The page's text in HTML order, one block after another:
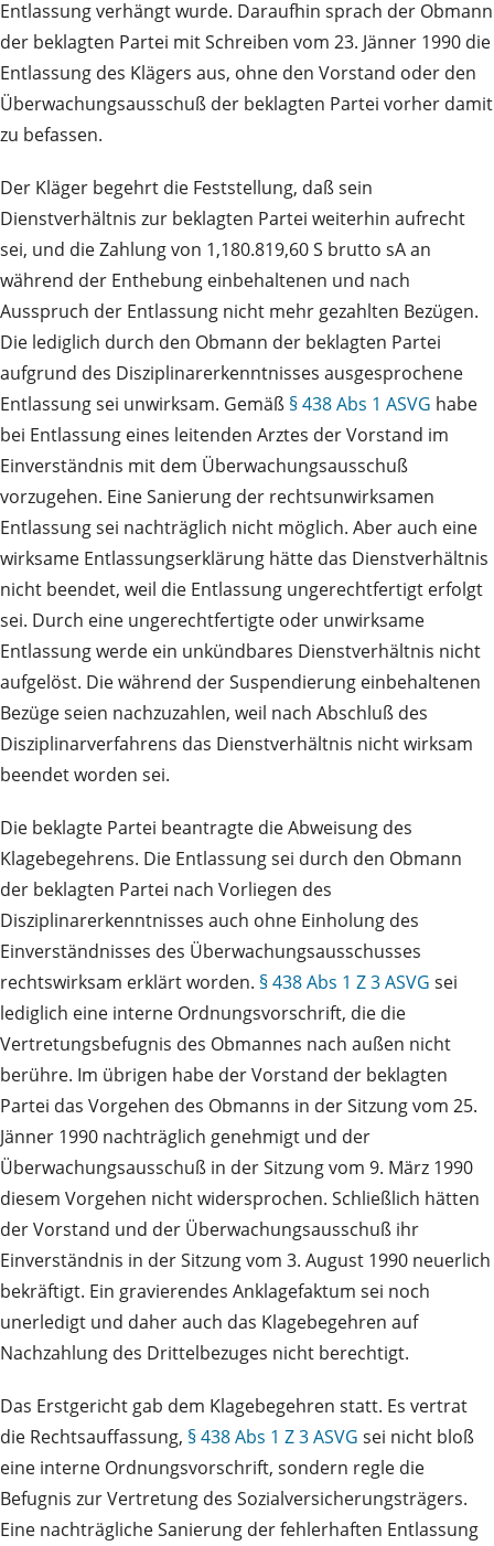
Entlassung verhängt wurde. Daraufhin sprach der Obmann
der beklagten Partei mit Schreiben vom 23. Jänner 1990 die
Entlassung des Klägers aus, ohne den Vorstand oder den
Überwachungsausschuß der beklagten Partei vorher damit
zu befassen.
Der Kläger begehrt die Feststellung, daß sein
Dienstverhältnis zur beklagten Partei weiterhin aufrecht
sei, und die Zahlung von 1,180.819,60 S brutto sA an
während der Enthebung einbehaltenen und nach
Ausspruch der Entlassung nicht mehr gezahlten Bezügen.
Die lediglich durch den Obmann der beklagten Partei
aufgrund des Disziplinarerkenntnisses ausgesprochene
Entlassung sei unwirksam. Gemäß § 438 Abs 1 ASVG habe
bei Entlassung eines leitenden Arztes der Vorstand im
Einverständnis mit dem Überwachungsausschuß
vorzugehen. Eine Sanierung der rechtsunwirksamen
Entlassung sei nachträglich nicht möglich. Aber auch eine
wirksame Entlassungserklärung hätte das Dienstverhältnis
nicht beendet, weil die Entlassung ungerechtfertigt erfolgt
sei. Durch eine ungerechtfertigte oder unwirksame
Entlassung werde ein unkündbares Dienstverhältnis nicht
aufgelöst. Die während der Suspendierung einbehaltenen
Bezüge seien nachzuzahlen, weil nach Abschluß des
Disziplinarverfahrens das Dienstverhältnis nicht wirksam
beendet worden sei.
Die beklagte Partei beantragte die Abweisung des
Klagebegehrens. Die Entlassung sei durch den Obmann
der beklagten Partei nach Vorliegen des
Disziplinarerkenntnisses auch ohne Einholung des
Einverständnisses des Überwachungsausschusses
rechtswirksam erklärt worden. § 438 Abs 1 Z 3 ASVG sei
lediglich eine interne Ordnungsvorschrift, die die
Vertretungsbefugnis des Obmannes nach außen nicht
berühre. Im übrigen habe der Vorstand der beklagten
Partei das Vorgehen des Obmanns in der Sitzung vom 25.
Jänner 1990 nachträglich genehmigt und der
Überwachungsausschuß in der Sitzung vom 9. März 1990
diesem Vorgehen nicht widersprochen. Schließlich hätten
der Vorstand und der Überwachungsausschuß ihr
Einverständnis in der Sitzung vom 3. August 1990 neuerlich
bekräftigt. Ein gravierendes Anklagefaktum sei noch
unerledigt und daher auch das Klagebegehren auf
Nachzahlung des Drittelbezuges nicht berechtigt.
Das Erstgericht gab dem Klagebegehren statt. Es vertrat
die Rechtsauffassung, § 438 Abs 1 Z 3 ASVG sei nicht bloß
eine interne Ordnungsvorschrift, sondern regle die
Befugnis zur Vertretung des Sozialversicherungsträgers.
Eine nachträgliche Sanierung der fehlerhaften Entlassung